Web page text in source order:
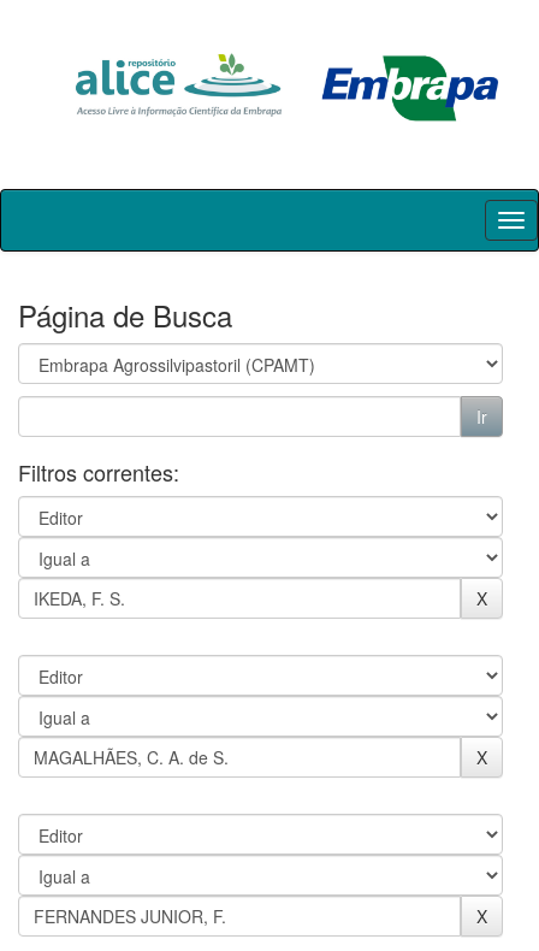
Skip
Página de Busca
Filtros correntes: